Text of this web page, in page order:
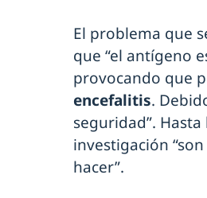
El problema que
que “el antígeno
provocando que
encefalitis.
seguridad”.
investigación “son
hacer”.